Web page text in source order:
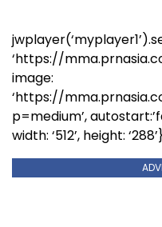
‘https://
image:
‘https://
p=medium’,
width: ‘512’, height: